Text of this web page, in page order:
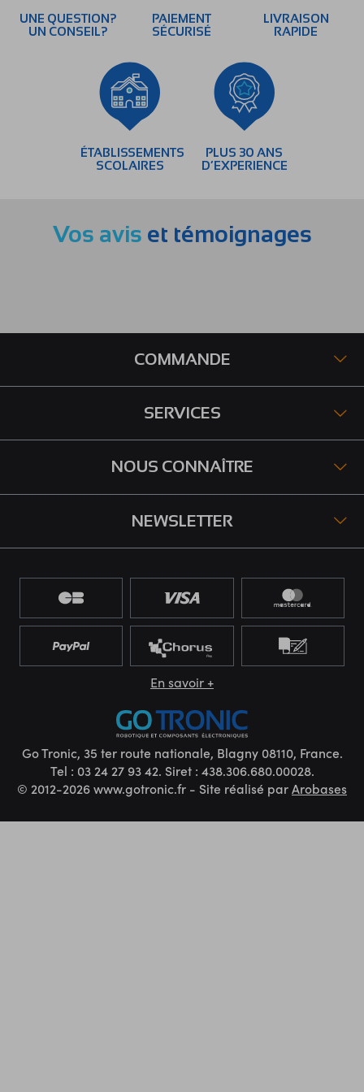
UNE QUESTION?
UN CONSEIL?
PAIEMENT
SÉCURISÉ
LIVRAISON
RAPIDE
ÉTABLISSEMENTS
SCOLAIRES
PLUS 30 ANS
D’EXPERIENCE
Vos avis et témoignages
COMMANDE
SERVICES
NOUS CONNAÎTRE
NEWSLETTER
En savoir +
Go Tronic, 35 ter route nationale, Blagny 08110, France.
Tel : 03 24 27 93 42. Siret : 438.306.680.00028.
© 2012-2026 www.gotronic.fr - Site réalisé parArobases